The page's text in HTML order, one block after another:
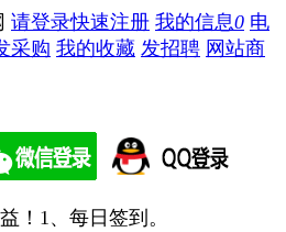
请登录快速注册 我的信息0 电
采购 我的收藏 发招聘 网站商
！ 1、每日签到。